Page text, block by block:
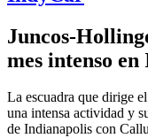
Juncos-
mes intenso
La escuadra que dirige
una intensa actividad y
de Indianapolis con